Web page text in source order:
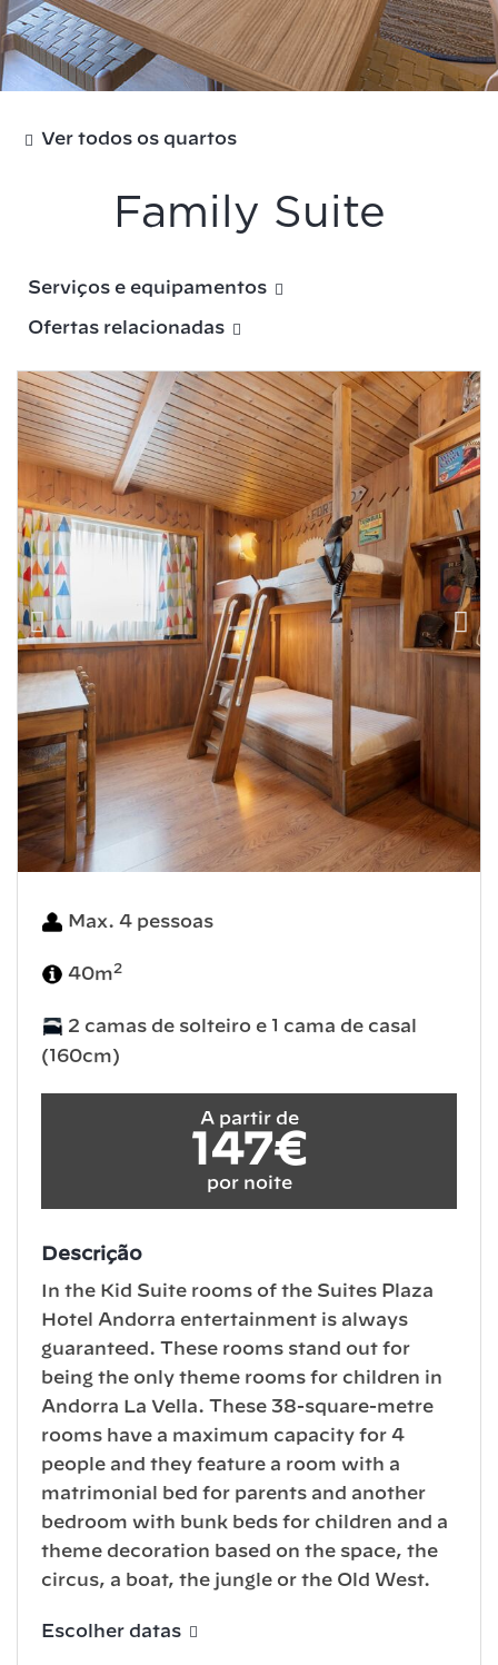
Ver todos os quartos
Family Suite
Serviços e equipamentos
Ofertas relacionadas
Max. 4 pessoas
40m2
2 camas de solteiro e 1 cama de casal
(160cm)
A partir de
147€
por noite
Descrição
In the Kid Suite rooms of the Suites Plaza
Hotel Andorra entertainment is always
guaranteed. These rooms stand out for
being the only theme rooms for children in
Andorra La Vella. These 38-square-metre
rooms have a maximum capacity for 4
people and they feature a room with a
matrimonial bed for parents and another
bedroom with bunk beds for children and a
theme decoration based on the space, the
circus, a boat, the jungle or the Old West.
Escolher datas